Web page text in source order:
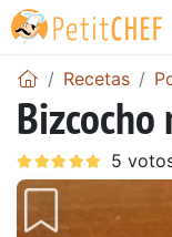
Recetas